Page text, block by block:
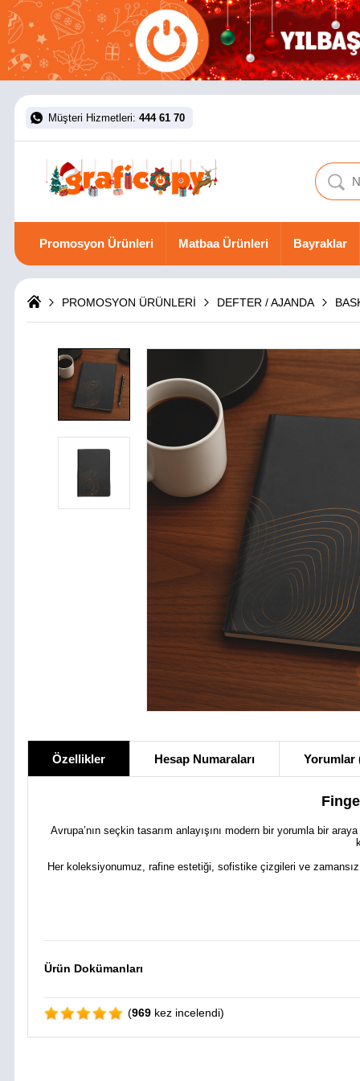
Müşteri Hizmetleri: 444 61 70
Promosyon Ürünleri Matbaa Ürünleri Bayraklar
PROMOSYON ÜRÜNLERİ DEFTER / AJANDA
Özellikler Hesap Numaraları Yorumlar
Avrupa’nın seçkin tasarım anlayışını modern bir yorumla bir
Her koleksiyonumuz, rafine estetiği, sofistike çizgileri ve
Ürün Dokümanları
(969 kez incelendi)